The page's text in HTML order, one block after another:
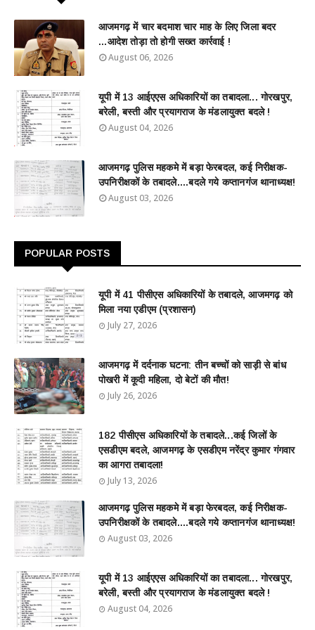
आजमगढ़ में चार बदमाश चार माह के लिए जिला बदर
...आदेश तोड़ा तो होगी सख्त कार्रवाई !
August 06, 2026
यूपी में 13 आईएएस अधिकारियों का तबादला... गोरखपुर,
बरेली, बस्ती और प्रयागराज के मंडलायुक्त बदले !
August 04, 2026
आजमगढ़ पुलिस महकमे में बड़ा फेरबदल, कई निरीक्षक-
उपनिरीक्षकों के तबादले....बदले गये कप्तानगंज थानाध्यक्ष!
August 03, 2026
POPULAR POSTS
यूपी में 41 पीसीएस अधिकारियों के तबादले, आजमगढ़ को
मिला नया एडीएम (प्रशासन)
July 27, 2026
आजमगढ़ में दर्दनाक घटना: तीन बच्चों को साड़ी से बांध
पोखरी में कूदी महिला, दो बेटों की मौत!
July 26, 2026
182 पीसीएस अधिकारियों के तबादले...कई जिलों के
एसडीएम बदले, आजमगढ़ के एसडीएम नरेंद्र कुमार गंगवार
का आगरा तबादला!
July 13, 2026
आजमगढ़ पुलिस महकमे में बड़ा फेरबदल, कई निरीक्षक-
उपनिरीक्षकों के तबादले....बदले गये कप्तानगंज थानाध्यक्ष!
August 03, 2026
यूपी में 13 आईएएस अधिकारियों का तबादला... गोरखपुर,
बरेली, बस्ती और प्रयागराज के मंडलायुक्त बदले !
August 04, 2026